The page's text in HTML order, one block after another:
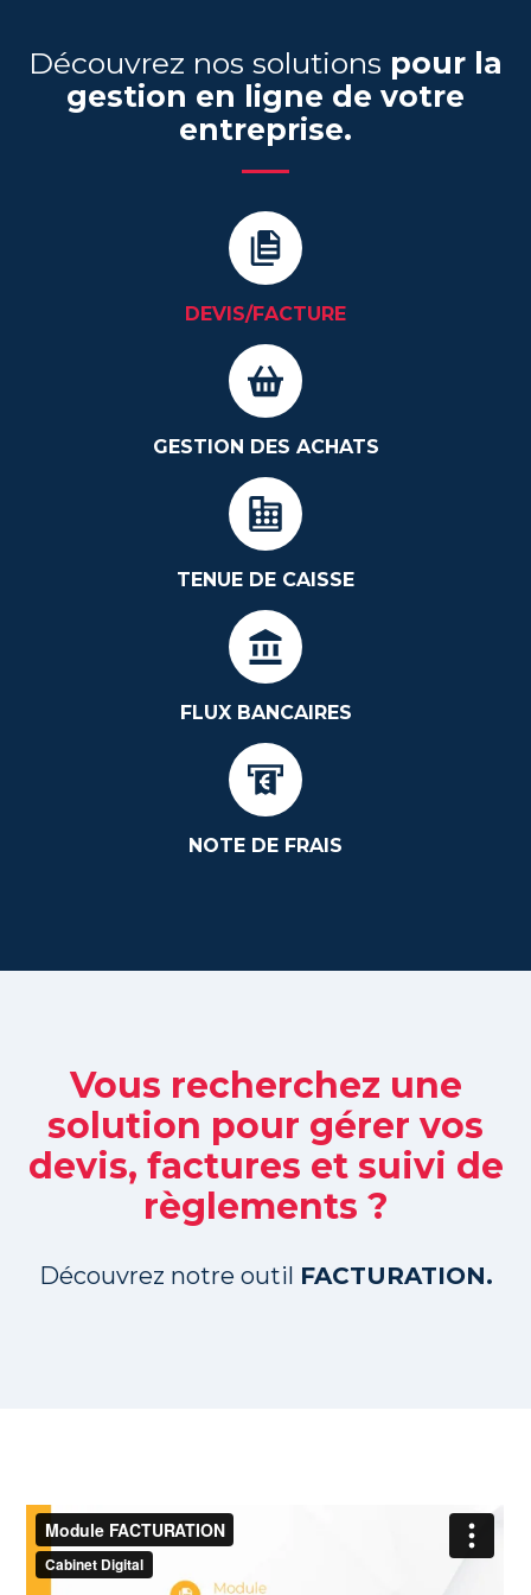
Découvrez nos solutions pour la
gestion en ligne de votre
entreprise.
DEVIS/FACTURE
GESTION DES ACHATS
TENUE DE CAISSE
FLUX BANCAIRES
NOTE DE FRAIS
Vous recherchez une
solution pour gérer vos
devis, factures et suivi de
règlements ?
Découvrez notre outil FACTURATION.